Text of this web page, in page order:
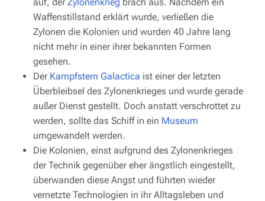
Waffenstillstand erklärt wurde, verließen die
Zylonen die Kolonien und wurden 40 Jahre lang
nicht mehr in einer ihrer bekannten Formen
gesehen.
Der Kampfstern Galactica ist einer der letzten
Überbleibsel des Zylonenkrieges und wurde gerade
außer Dienst gestellt. Doch anstatt verschrottet zu
werden, sollte das Schiff in ein Museum
umgewandelt werden.
Die Kolonien, einst aufgrund des Zylonenkrieges
der Technik gegenüber eher ängstlich eingestellt,
überwanden diese Angst und führten wieder
vernetzte Technologien in ihr Alltagsleben und